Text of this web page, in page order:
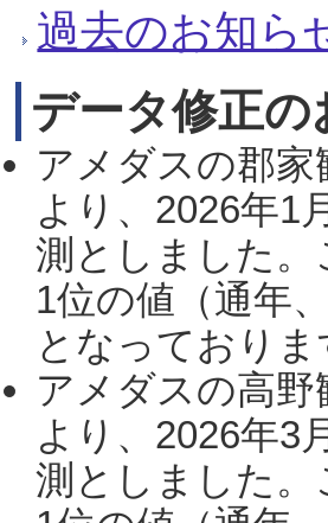
過去のお知ら
データ修正の
アメダスの郡
より、2026年1
測としました。
1位の値（通年
となっており
アメダスの高
より、2026年3
測としました。